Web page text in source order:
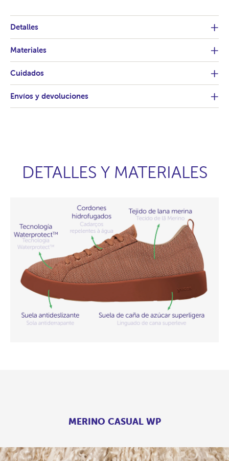
Detalles
Materiales
Cuidados
Envíos y devoluciones
DETALLES Y MATERIALES
MERINO CASUAL WP